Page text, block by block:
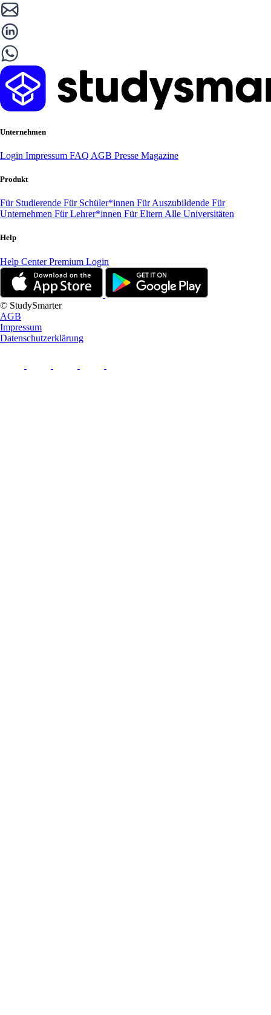
Unternehmen
Login Impressum FAQ AGB Presse Magazine
Produkt
Für Studierende Für Schüler*innen Für Auszubildende Für
Unternehmen Für Lehrer*innen Für Eltern Alle Universitäten
Help
Help CenterPremium Login
© StudySmarter
AGB
Impressum
Datenschutzerklärung